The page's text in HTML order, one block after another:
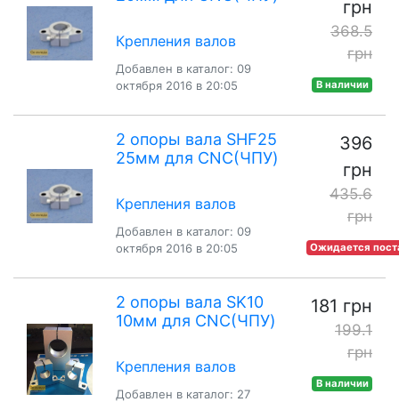
Крепления валов
Добавлен в каталог: 09
октября 2016 в 20:05
грн
368.5
грн
В наличии
2 опоры вала SHF25
25мм для CNC(ЧПУ)
Крепления валов
Добавлен в каталог: 09
октября 2016 в 20:05
396
грн
435.6
грн
Ожидается
2 опоры вала SK10
10мм для CNC(ЧПУ)
Крепления валов
Добавлен в каталог: 27
181 грн
199.1
грн
В наличии